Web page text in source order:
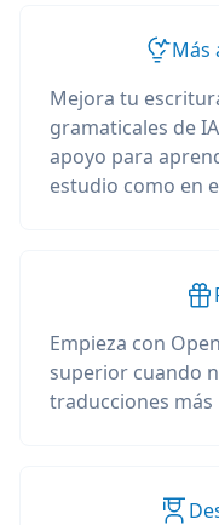
Más
Mejora tu
gramaticales de
apoyo para
estudio como en
Empieza con
superior cuando
traducciones más